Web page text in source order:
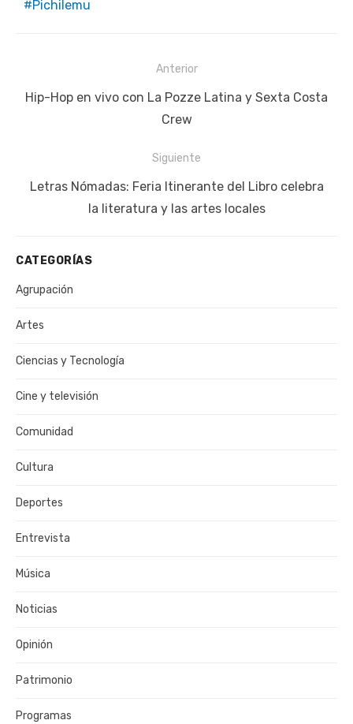
Pichilemu
de
Anterior
Publicación
Hip-Hop en vivo con La Pozze Latina y Sexta Costa
Crew
Siguiente
Siguiente
publicación:
Letras Nómadas: Feria Itinerante del Libro celebra
la literatura y las artes locales
CATEGORÍAS
Agrupación
Artes
Ciencias y Tecnología
Cine y televisión
Comunidad
Cultura
Deportes
Entrevista
Música
Noticias
Opinión
Patrimonio
Programas